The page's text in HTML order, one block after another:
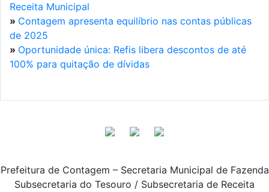
Receita Municipal
» Contagem apresenta equilíbrio nas contas públicas
de 2025
» Oportunidade única: Refis libera descontos de até
100% para quitação de dívidas
Prefeitura de Contagem – Secretaria Municipal de Fazenda
Subsecretaria do Tesouro / Subsecretaria de Receita